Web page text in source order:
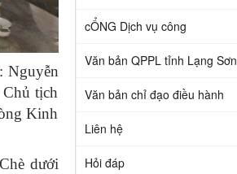
Nguyễn
tịch
Kinh
dưới
cỔNG Dịch vụ công
Văn bản QPPL tỉnh Lạng Sơn
Văn bản chỉ đạo điều hành
Liên hệ
Hỏi đáp